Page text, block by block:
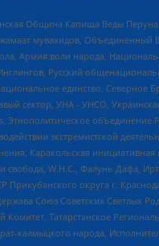
Община Капища Веды
мувахидов, Объединенный
Армия воли народа,
Русский
единство, Северное
сектор, УНА - УНСО,
объединение
экстремистской
Каракольская инициативная
свобода, W.H.С., Фалунь Дафа,
округа г.
Союз Советских Светлых
Татарстанское
калмыцкого народа,